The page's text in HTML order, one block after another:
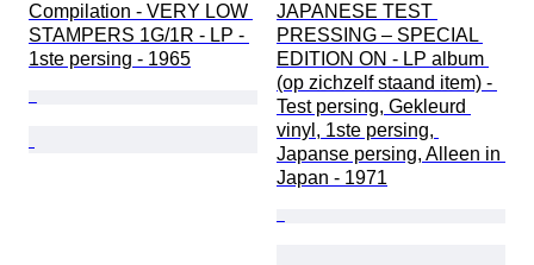
Compilation - VERY LOW
STAMPERS 1G/1R - LP -
1ste persing - 1965
JAPANESE TEST
PRESSING – SPECIAL
EDITION ON - LP album
(op zichzelf staand item) -
Test persing, Gekleurd
vinyl, 1ste persing,
Japanse persing, Alleen in
Japan - 1971